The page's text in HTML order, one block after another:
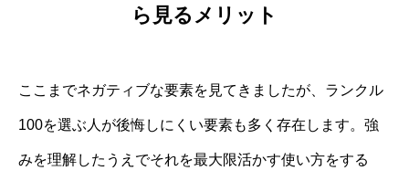
ら見るメリット
ここまでネガティブな要素を見てきましたが、ランクル
100を選ぶ人が後悔しにくい要素も多く存在します。強
みを理解したうえでそれを最大限活かす使い方をする